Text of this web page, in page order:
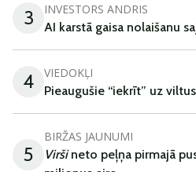
3 INVESTORS ANDRIS
AI karstā gaisa nolaišanu
4 VIEDOKĻI
Pieaugušie “iekrīt” uz
5
BIRŽAS JAUNUMI
Viršineto peļņa pirmajā